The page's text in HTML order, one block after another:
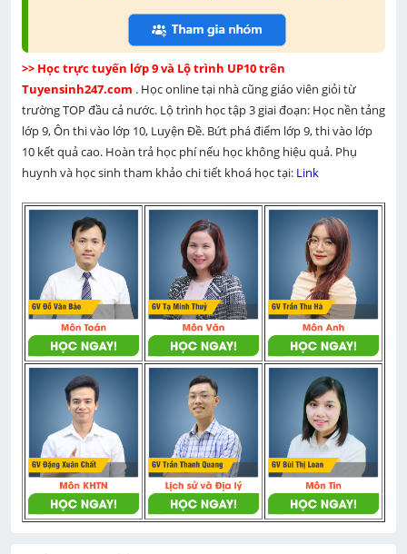
>> Học trực tuyến lớp 9 và Lộ trình UP10 trên
Tuyensinh247.com . Học online tại nhà cũng giáo viên giỏi từ
trường TOP đầu cả nước. Lộ trình học tập 3 giai đoạn: Học nền tảng
lớp 9, Ôn thi vào lớp 10, Luyện Đề. Bứt phá điểm lớp 9, thi vào lớp
10 kết quả cao. Hoàn trả học phí nếu học không hiệu quả. Phụ
huynh và học sinh tham khảo chi tiết khoá học tại: Link